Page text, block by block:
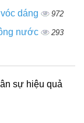
dáng 972
nước 293
sự hiệu quả